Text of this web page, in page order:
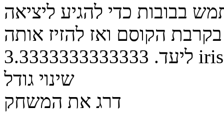
בבובות כדי להגיע ליציאה
הקוסם ואז להזיז אותה
ליעד. 3.3333333333333
iris
שינוי גודל
דרג את המשחק